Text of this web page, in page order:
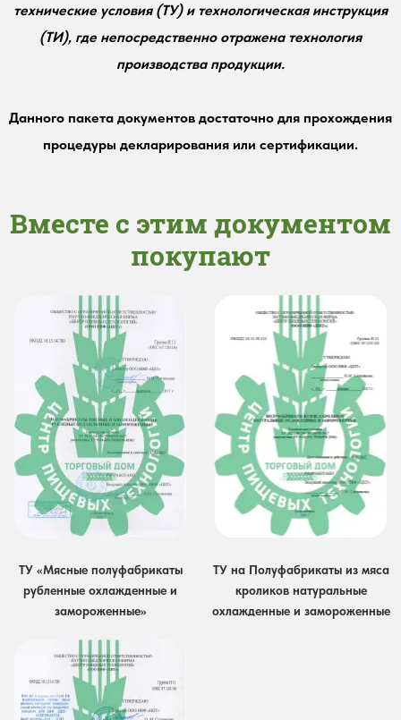
технические условия (ТУ) и технологическая инструкция
(ТИ), где непосредственно отражена технология
производства продукции.
Данного пакета документов достаточно для прохождения
процедуры декларирования или сертификации.
Вместе с этим документом
покупают
ТУ «Мясные полуфабрикаты
рубленные охлажденные и
замороженные»
ТУ на Полуфабрикаты из мяса
кроликов натуральные
охлажденные и замороженные